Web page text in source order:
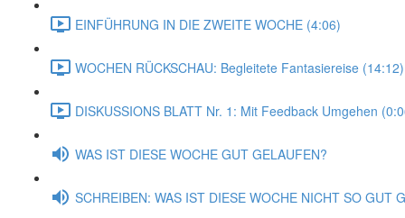
EINFÜHRUNG IN DIE ZWEITE WOCHE (4:06)
WOCHEN RÜCKSCHAU: Begleitete Fantasiereise (14:12)
DISKUSSIONS BLATT Nr. 1: Mit Feedback Umgehen
WAS IST DIESE WOCHE GUT GELAUFEN?
SCHREIBEN: WAS IST DIESE WOCHE NICHT SO GUT